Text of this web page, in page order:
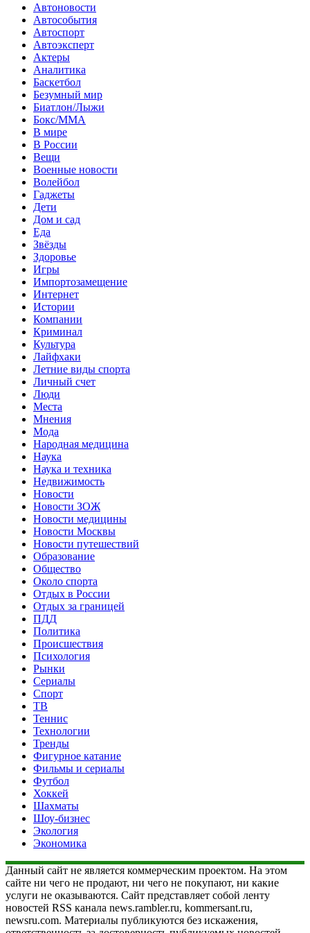
Автоновости
Автособытия
Автоспорт
Автоэксперт
Актеры
Аналитика
Баскетбол
Безумный мир
Биатлон/Лыжи
Бокс/MMA
В мире
В России
Вещи
Военные новости
Волейбол
Гаджеты
Дети
Дом и сад
Еда
Звёзды
Здоровье
Игры
Импортозамещение
Интернет
Истории
Компании
Криминал
Культура
Лайфхаки
Летние виды спорта
Личный счет
Люди
Места
Мнения
Мода
Народная медицина
Наука
Наука и техника
Недвижимость
Новости
Новости ЗОЖ
Новости медицины
Новости Москвы
Новости путешествий
Образование
Общество
Около спорта
Отдых в России
Отдых за границей
ПДД
Политика
Происшествия
Психология
Рынки
Сериалы
Спорт
ТВ
Теннис
Технологии
Тренды
Фигурное катание
Фильмы и сериалы
Футбол
Хоккей
Шахматы
Шоу-бизнес
Экология
Экономика
Данный сайт не является коммерческим проектом. На этом
сайте ни чего не продают, ни чего не покупают, ни какие
услуги не оказываются. Сайт представляет собой ленту
новостей RSS канала news.rambler.ru, kommersant.ru,
newsru.com. Материалы публикуются без искажения,